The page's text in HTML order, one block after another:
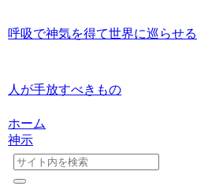
呼吸で神気を得て世界に巡らせる
人が手放すべきもの
ホーム
神示